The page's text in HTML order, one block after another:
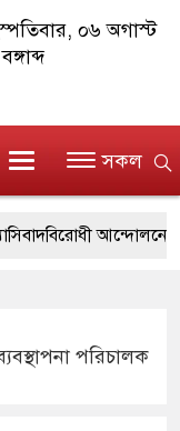
০৬ অগাস্ট
সকল
আন্দোলনে
প্রধানমন্ত্রী, মন্ত্রীবর্গ ও
জালিয়াতি চক্রের পাঁচ
পরিচালক